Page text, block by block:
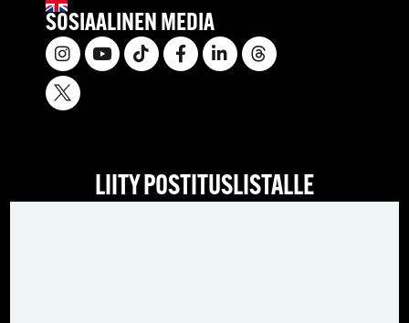
SOSIAALINEN MEDIA
LIITY POSTITUSLISTALLE